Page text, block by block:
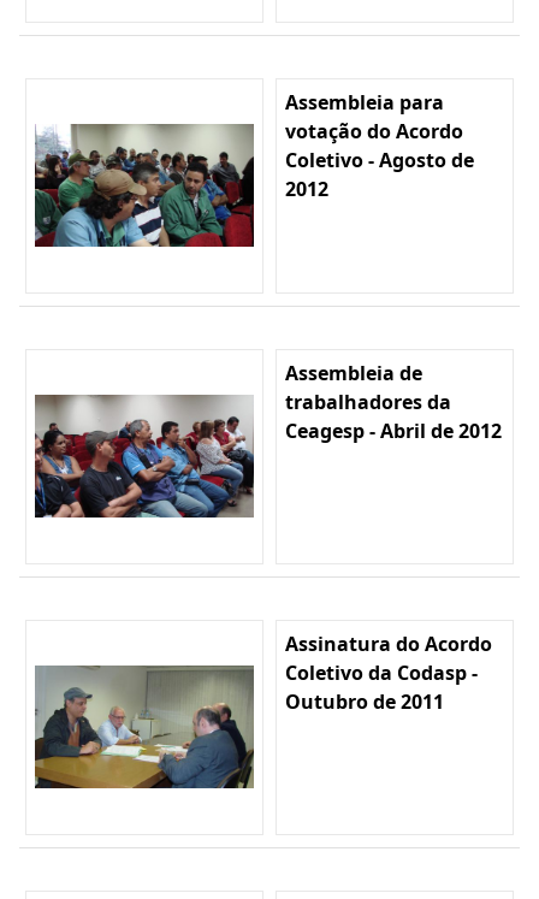
Assembleia para
votação do Acordo
Coletivo - Agosto de
2012
Assembleia de
trabalhadores da
Ceagesp - Abril de 2012
Assinatura do Acordo
Coletivo da Codasp -
Outubro de 2011